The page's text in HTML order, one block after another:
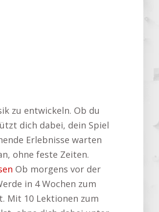
zu entwickeln. Ob du
dich dabei, dein Spiel
Erlebnisse warten
ohne feste Zeiten.
Ob morgens vor der
in 4 Wochen zum
Mit 10 Lektionen zum